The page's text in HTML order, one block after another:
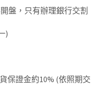
盤，只有辦理銀行交割
)
保證金約10% (依照期交